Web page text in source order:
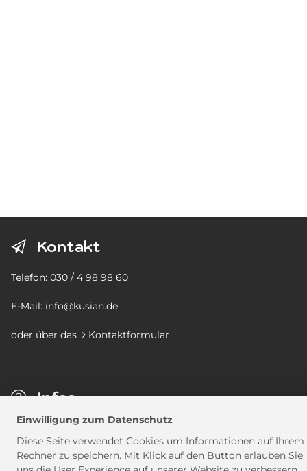
Kontakt
Telefon: 030 / 4 98 98 60
E-Mail: info@kusian.de
oder über das  Kontaktformular
Infos
Blankestr. 4
13403 Berlin
geschlossen
Einwilligung zum Datenschutz
Diese Seite verwendet Cookies um Informationen auf Ihrem
Rechner zu speichern. Mit Klick auf den Button erlauben Sie